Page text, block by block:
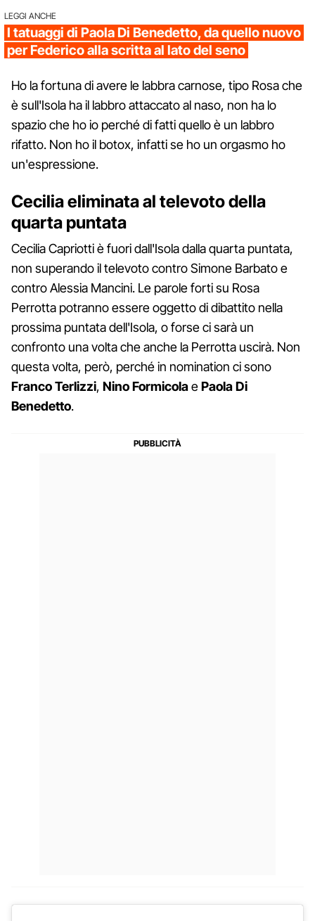
LEGGI ANCHE
I tatuaggi di Paola Di Benedetto, da quello nuovo
per Federico alla scritta al lato del seno
Ho la fortuna di avere le labbra carnose, tipo Rosa che
è sull'Isola ha il labbro attaccato al naso, non ha lo
spazio che ho io perché di fatti quello è un labbro
rifatto. Non ho il botox, infatti se ho un orgasmo ho
un'espressione.
Cecilia eliminata al televoto della
quarta puntata
Cecilia Capriotti è fuori dall'Isola dalla quarta puntata,
non superando il televoto contro Simone Barbato e
contro Alessia Mancini. Le parole forti su Rosa
Perrotta potranno essere oggetto di dibattito nella
prossima puntata dell'Isola, o forse ci sarà un
confronto una volta che anche la Perrotta uscirà. Non
questa volta, però, perché in nomination ci sono
FrancoTerlizzi, NinoFormicolaePaolaDi
Benedetto.